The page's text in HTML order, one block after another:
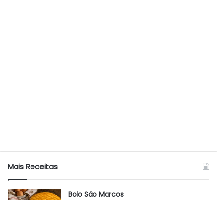
Mais Receitas
Bolo São Marcos